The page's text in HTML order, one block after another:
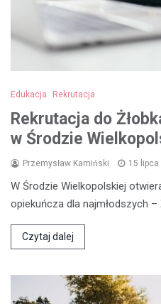
Edukacja Rekrutacja
Rekrutacja do
w Środzie
Przemysław Kamiński 15 lipca
W Środzie Wielkopolskiej
opiekuńcza dla najmłodszych
Czytaj dalej